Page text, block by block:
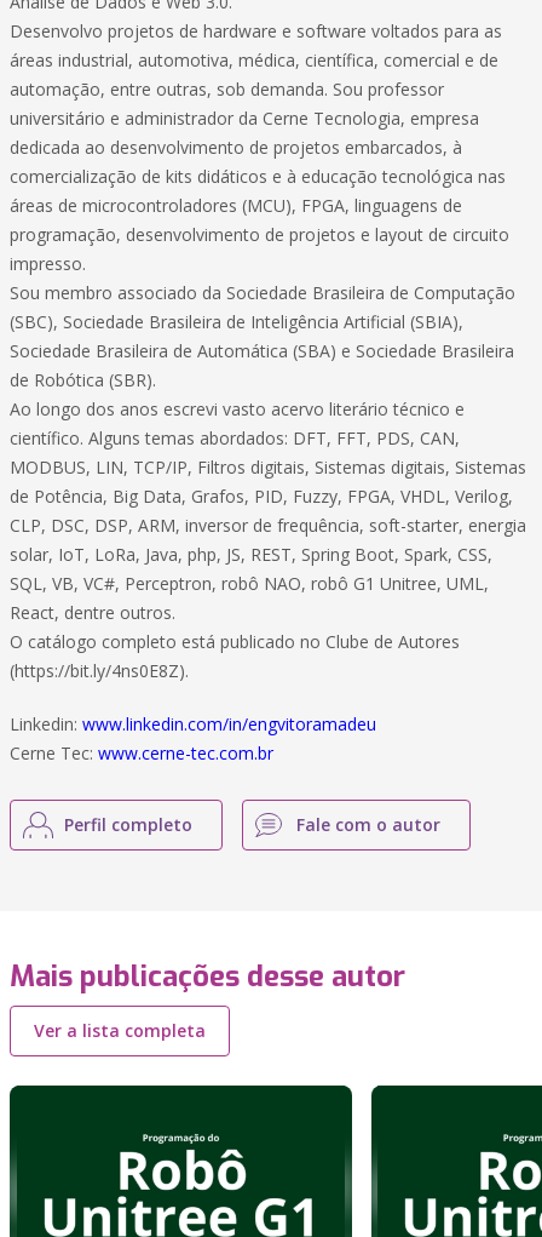
Desenvolvo projetos de hardware e software voltados para as
áreas industrial, automotiva, médica, científica, comercial e de
automação, entre outras, sob demanda. Sou professor
universitário e administrador da Cerne Tecnologia, empresa
dedicada ao desenvolvimento de projetos embarcados, à
comercialização de kits didáticos e à educação tecnológica nas
áreas de microcontroladores (MCU), FPGA, linguagens de
programação, desenvolvimento de projetos e layout de circuito
impresso.
Sou membro associado da Sociedade Brasileira de Computação
(SBC), Sociedade Brasileira de Inteligência Artificial (SBIA),
Sociedade Brasileira de Automática (SBA) e Sociedade Brasileira
de Robótica (SBR).
Ao longo dos anos escrevi vasto acervo literário técnico e
científico. Alguns temas abordados: DFT, FFT, PDS, CAN,
MODBUS, LIN, TCP/IP, Filtros digitais, Sistemas digitais, Sistemas
de Potência, Big Data, Grafos, PID, Fuzzy, FPGA, VHDL, Verilog,
CLP, DSC, DSP, ARM, inversor de frequência, soft-starter, energia
solar, IoT, LoRa, Java, php, JS, REST, Spring Boot, Spark, CSS,
SQL, VB, VC#, Perceptron, robô NAO, robô G1 Unitree, UML,
React, dentre outros.
O catálogo completo está publicado no Clube de Autores
(https://bit.ly/4ns0E8Z).
Linkedin: www.linkedin.com/in/engvitoramadeu
Cerne Tec: www.cerne-tec.com.br
Perfil completo Fale com o autor
Mais publicações desse autor
Ver a lista completa